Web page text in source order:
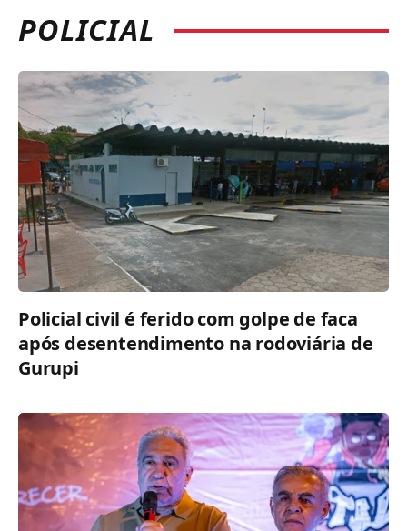
POLICIAL
Policial civil é ferido com golpe de faca
após desentendimento na rodoviária de
Gurupi